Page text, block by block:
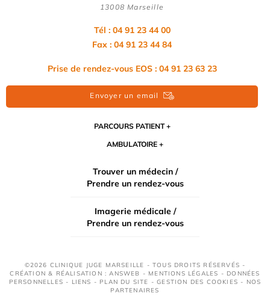
13008 Marseille
Tél : 04 91 23 44 00
Fax : 04 91 23 44 84
Prise de rendez-vous EOS : 04 91 23 63 23
Envoyer un email
PARCOURS PATIENT
AMBULATOIRE
Trouver un médecin /
Prendre un rendez-vous
Imagerie médicale /
Prendre un rendez-vous
©2026 CLINIQUE JUGE MARSEILLE - TOUS DROITS RÉSERVÉS -
CRÉATION & RÉALISATION : ANSWEB - MENTIONS LÉGALES - DONNÉES
PERSONNELLES - LIENS - PLAN DU SITE -GESTION DES COOKIES - NOS
PARTENAIRES